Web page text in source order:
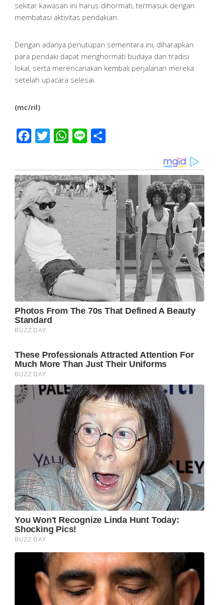
sekitar kawasan ini harus dihormati, termasuk dengan
membatasi aktivitas pendakian.
Dengan adanya penutupan sementara ini, diharapkan
para pendaki dapat menghormati budaya dan tradisi
lokal, serta merencanakan kembali perjalanan mereka
setelah upacara selesai.
(mc/ril)
Facebook
Twitter WhatsApp
Line